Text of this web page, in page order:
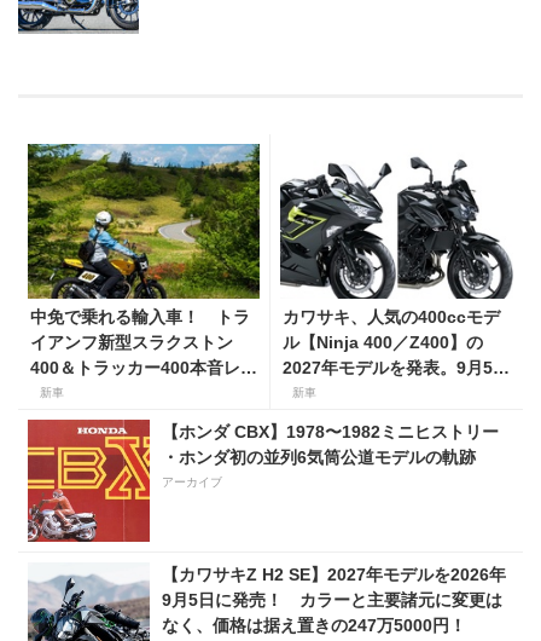
中免で乗れる輸入車！ トラ
イアンフ新型スラクストン
400＆トラッカー400本音レビ
ュー【身長154cmの足着き
は？】
新車
カワサキ、人気の400ccモデ
ル【Ninja 400／Z400】の
2027年モデルを発表。9月5日
より販売開始！
新車
【ホンダ CBX】1978〜1982ミニヒストリー
・ホンダ初の並列6気筒公道モデルの軌跡
アーカイブ
【カワサキZ H2 SE】2027年モデルを2026年
9月5日に発売！ カラーと主要諸元に変更は
なく、価格は据え置きの247万5000円！